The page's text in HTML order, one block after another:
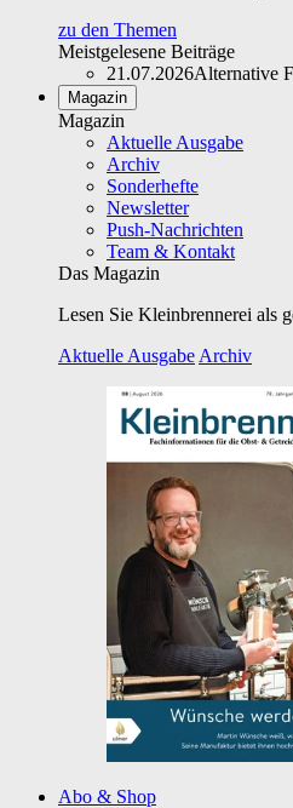
zu den Themen
Meistgelesene Beiträge
21.07.2026Alternative
Magazin
Magazin
Aktuelle Ausgabe
Archiv
Sonderhefte
Newsletter
Push-Nachrichten
Team & Kontakt
Das Magazin
Lesen Sie Kleinbrennerei als
Aktuelle Ausgabe Archiv
Abo & Shop